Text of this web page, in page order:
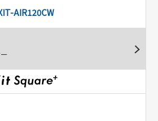
AIR120CW